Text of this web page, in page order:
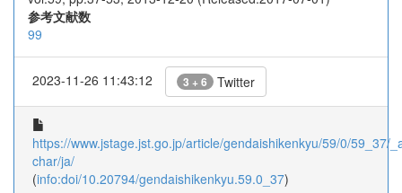
参考文献数
99
2023-11-26 11:43:12 3 + 6 Twitter
https://www.jstage.jst.go.jp/article/gendaishikenkyu/59/0/59_37/
char/ja/
(info:doi/10.20794/gendaishikenkyu.59.0_37)